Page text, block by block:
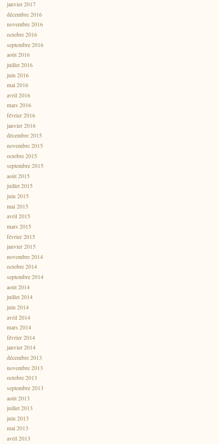
janvier 2017
décembre 2016
novembre 2016
octobre 2016
septembre 2016
août 2016
juillet 2016
juin 2016
mai 2016
avril 2016
mars 2016
février 2016
janvier 2016
décembre 2015
novembre 2015
octobre 2015
septembre 2015
août 2015
juillet 2015
juin 2015
mai 2015
avril 2015
mars 2015
février 2015
janvier 2015
novembre 2014
octobre 2014
septembre 2014
août 2014
juillet 2014
juin 2014
avril 2014
mars 2014
février 2014
janvier 2014
décembre 2013
novembre 2013
octobre 2013
septembre 2013
août 2013
juillet 2013
juin 2013
mai 2013
avril 2013